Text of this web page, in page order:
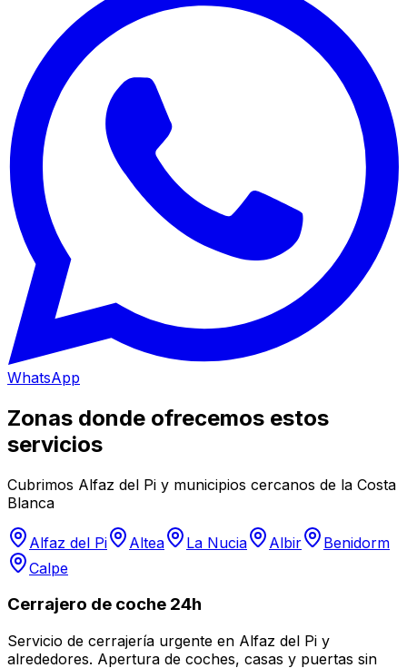
WhatsApp
Zonas donde ofrecemos estos
servicios
Cubrimos Alfaz del Pi y municipios cercanos de la Costa
Blanca
Alfaz del Pi Altea La Nucia Albir
Benidorm
Calpe
Cerrajero de coche 24h
Servicio de cerrajería urgente en Alfaz del Pi y
alrededores. Apertura de coches, casas y puertas sin